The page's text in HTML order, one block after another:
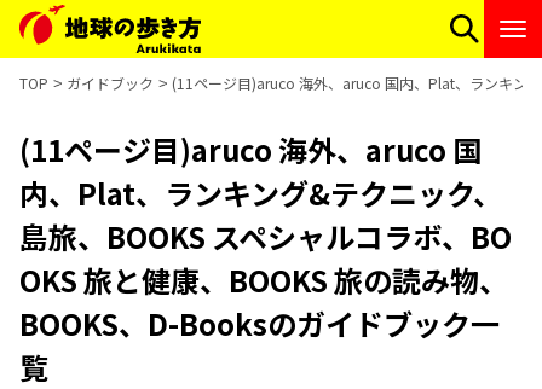
TOP ガイドブック (11ページ目)aruco 海外、aruco 国内、Plat、ランキン
(11ページ目)aruco 海外、aruco 国
内、Plat、ランキング&テクニック、
島旅、BOOKS スペシャルコラボ、BO
OKS 旅と健康、BOOKS 旅の読み物、
BOOKS、D-Booksのガイドブック一
覧